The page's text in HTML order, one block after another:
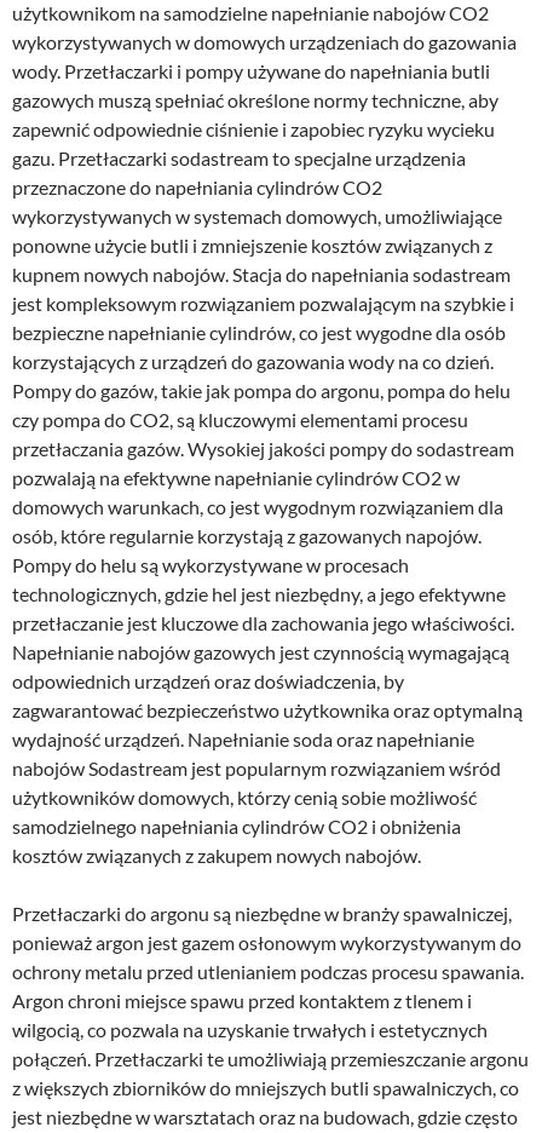
użytkownikom na samodzielne napełnianie nabojów CO2
wykorzystywanych w domowych urządzeniach do gazowania
wody. Przetłaczarki i pompy używane do napełniania butli
gazowych muszą spełniać określone normy techniczne, aby
zapewnić odpowiednie ciśnienie i zapobiec ryzyku wycieku
gazu. Przetłaczarki sodastream to specjalne urządzenia
przeznaczone do napełniania cylindrów CO2
wykorzystywanych w systemach domowych, umożliwiające
ponowne użycie butli i zmniejszenie kosztów związanych z
kupnem nowych nabojów. Stacja do napełniania sodastream
jest kompleksowym rozwiązaniem pozwalającym na szybkie i
bezpieczne napełnianie cylindrów, co jest wygodne dla osób
korzystających z urządzeń do gazowania wody na co dzień.
Pompy do gazów, takie jak pompa do argonu, pompa do helu
czy pompa do CO2, są kluczowymi elementami procesu
przetłaczania gazów. Wysokiej jakości pompy do sodastream
pozwalają na efektywne napełnianie cylindrów CO2 w
domowych warunkach, co jest wygodnym rozwiązaniem dla
osób, które regularnie korzystają z gazowanych napojów.
Pompy do helu są wykorzystywane w procesach
technologicznych, gdzie hel jest niezbędny, a jego efektywne
przetłaczanie jest kluczowe dla zachowania jego właściwości.
Napełnianie nabojów gazowych jest czynnością wymagającą
odpowiednich urządzeń oraz doświadczenia, by
zagwarantować bezpieczeństwo użytkownika oraz optymalną
wydajność urządzeń. Napełnianie soda oraz napełnianie
nabojów Sodastream jest popularnym rozwiązaniem wśród
użytkowników domowych, którzy cenią sobie możliwość
samodzielnego napełniania cylindrów CO2 i obniżenia
kosztów związanych z zakupem nowych nabojów.
Przetłaczarki do argonu są niezbędne w branży spawalniczej,
ponieważ argon jest gazem osłonowym wykorzystywanym do
ochrony metalu przed utlenianiem podczas procesu spawania.
Argon chroni miejsce spawu przed kontaktem z tlenem i
wilgocią, co pozwala na uzyskanie trwałych i estetycznych
połączeń. Przetłaczarki te umożliwiają przemieszczanie argonu
z większych zbiorników do mniejszych butli spawalniczych, co
jest niezbędne w warsztatach oraz na budowach, gdzie często